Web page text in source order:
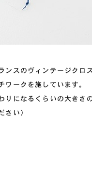
ンスのヴィンテージク
ークを施しています。
になるくらいの大きさ
さい）